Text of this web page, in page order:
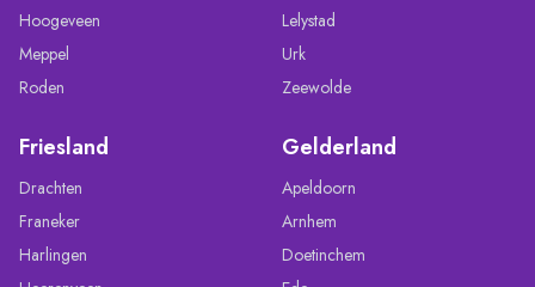
Hoogeveen
Meppel
Roden
Lelystad
Urk
Zeewolde
Friesland
Drachten
Franeker
Harlingen
Gelderland
Apeldoorn
Arnhem
Doetinchem